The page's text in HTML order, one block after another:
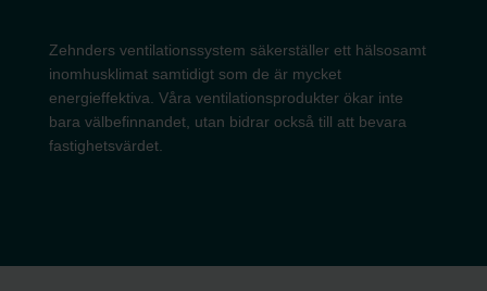
Zehnders ventilationssystem säkerställer ett hälsosamt
inomhusklimat samtidigt som de är mycket
energieffektiva. Våra ventilationsprodukter ökar inte
bara välbefinnandet, utan bidrar också till att bevara
fastighetsvärdet.